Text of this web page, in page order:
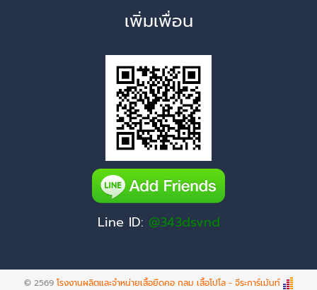
เพิ่มเพื่อน
Line ID: @343dsvnd
© 2569 โรงงานผลิตและจำหน่ายเสื้อยืดคอ กลม เสื้อโปโล - จีระการ์เม้นท์